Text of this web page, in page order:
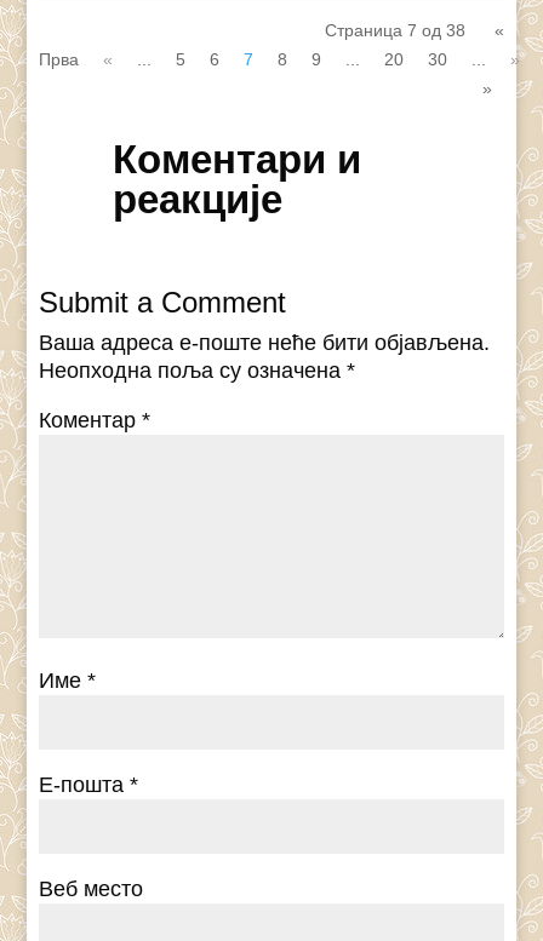
Страница 7 од 38
«
Прва
« 5 6 7 8 9 20 30
»
»
Коментари и
реакције
Submit a Comment
Ваша адреса е-поште неће бити објављена.
Неопходна поља су означена*
Коментар*
Име*
Е-пошта*
Веб место